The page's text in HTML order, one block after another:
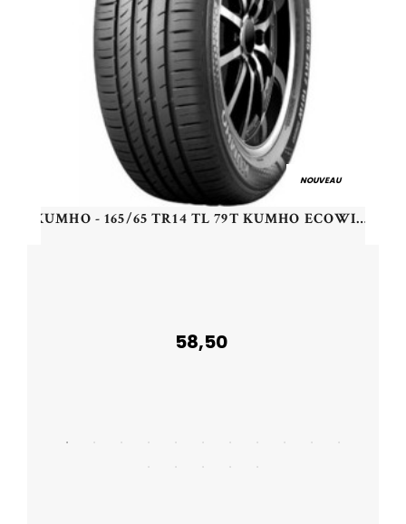
NOUVEAU
KUMHO - 165/65 TR14 TL 79T KUMHO ECOWING ES31 - 1656514 - CCB
58,50